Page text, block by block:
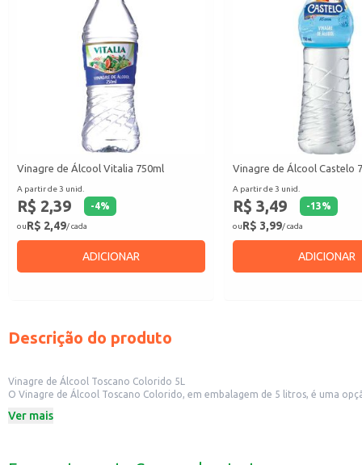
Vinagre de Álcool Vitalia 750ml
A partir de 3 unid.
R$ 2,39 -4%
ouR$ 2,49/ cada
ADICIONAR
Vinagre de Álcool Castelo
A partir de 3 unid.
R$ 3,49 -13%
ouR$ 3,99/ cada
ADICIONAR
Descrição do produto
Vinagre de Álcool Toscano Colorido 5L
O Vinagre de Álcool Toscano Colorido, em embalagem de 5 litros, é uma
Este vinagre é uma escolha prática para:
Ver mais